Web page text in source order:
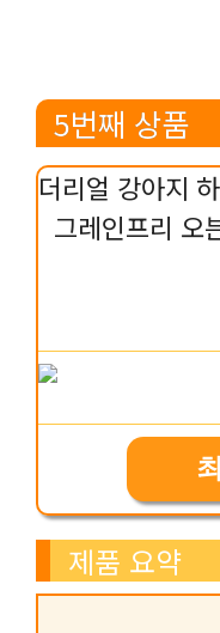
5번째 상품
더리얼 강아지
그레인프리 오
제품 요약